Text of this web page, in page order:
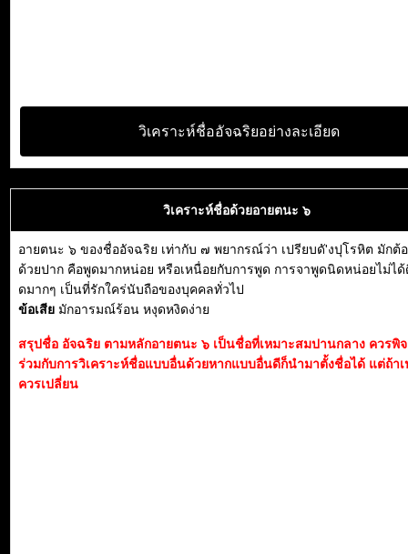
วิเคราะห์ชื่ออัจฉริยอย่างละเอียด
วิเคราะห์ชื่อด้วยอายตนะ ๖
อายตนะ ๖ ของชื่ออัจฉริย เท่ากับ ๗ พยากรณ์ว่า เปรียบดั'งปุโรหิต มักต้
ด้วยปาก คือพูดมากหน่อย หรือเหนื่อยกับการพูด การจาพูดนิดหน่อยไม่ไ
ดมากๆ เป็นที่รักใคร่นับถือของบุคคลทั่วไป
ข้อเสีย มักอารมณ์ร้อน หงุดหงิดง่าย
สรุปชื่อ อัจฉริย ตามหลักอายตนะ ๖ เป็นชื่อที่เหมาะสมปานกลาง ควรพิ
ร่วมกับการวิเคราะห์ชื่อแบบอื่นด้วยหากแบบอื่นดีก็นำมาตั้งชื่อได้ แต่ถ้า
ควรเปลี่ยน